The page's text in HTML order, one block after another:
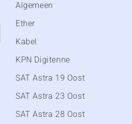
Algemeen
Ether
Kabel
KPN Digitenne
SAT Astra 19 Oost
SAT Astra 23 Oost
SAT Astra 28 Oost